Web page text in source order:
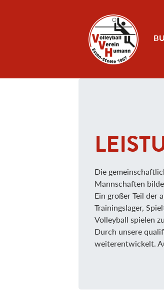
Die
Mannschaften
Ein großer Teil der
Trainingslager,
Volleyball spielen
Durch unsere
weiterentwickelt.